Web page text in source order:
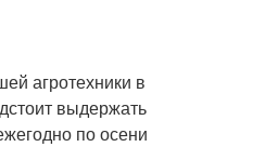
агротехники в
выдержать
по осени